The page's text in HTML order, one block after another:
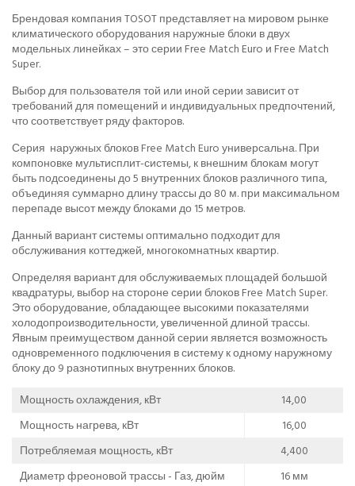
Брендовая компания TOSOT представляет на мировом рынке
климатического оборудования наружные блоки в двух
модельных линейках – это серии Free Match Euro и Free Match
Super.
Выбор для пользователя той или иной серии зависит от
требований для помещений и индивидуальных предпочтений,
что соответствует ряду факторов.
Серия наружных блоков Free Match Euro универсальна. При
компоновке мультисплит-системы, к внешним блокам могут
быть подсоединены до 5 внутренних блоков различного типа,
объединяя суммарно длину трассы до 80 м. при максимальном
перепаде высот между блоками до 15 метров.
Данный вариант системы оптимально подходит для
обслуживания коттеджей, многокомнатных квартир.
Определяя вариант для обслуживаемых площадей большой
квадратуры, выбор на стороне серии блоков Free Match Super.
Это оборудование, обладающее высокими показателями
холодопроизводительности, увеличенной длиной трассы.
Явным преимуществом данной серии является возможность
одновременного подключения в систему к одному наружному
блоку до 9 разнотипных внутренних блоков.
Мощность охлаждения, кВт
14,00
Мощность нагрева, кВт
16,00
Потребляемая мощность, кВт
4,400
Диаметр фреоновой трассы - Газ, дюйм
16 мм